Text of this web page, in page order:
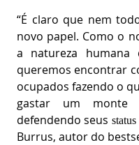
“É claro que nem
novo papel. Como o
a natureza
queremos encontrar
ocupados fazendo o
gastar um monte
defendendo seus
Burrus, autor do